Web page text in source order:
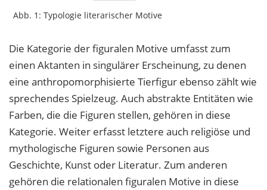
Abb. 1: Typologie literarischer Motive
Die Kategorie der figuralen Motive umfasst zum
einen Aktanten in singulärer Erscheinung, zu denen
eine anthropomorphisierte Tierfigur ebenso zählt wie
sprechendes Spielzeug. Auch abstrakte Entitäten wie
Farben, die die Figuren stellen, gehören in diese
Kategorie. Weiter erfasst letztere auch religiöse und
mythologische Figuren sowie Personen aus
Geschichte, Kunst oder Literatur. Zum anderen
gehören die relationalen figuralen Motive in diese